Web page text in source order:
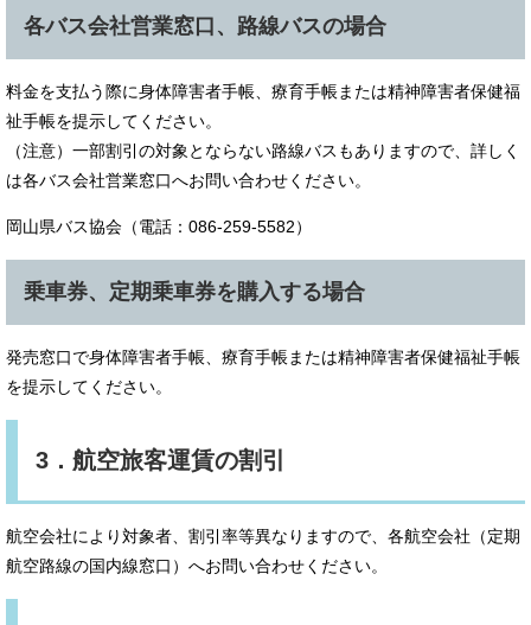
各バス会社営業窓口、路線バスの場合
料金を支払う際に身体障害者手帳、療育手帳または精神障害者保健福
祉手帳を提示してください。
（注意）一部割引の対象とならない路線バスもありますので、詳しく
は各バス会社営業窓口へお問い合わせください。
岡山県バス協会（電話：086-259-5582）
乗車券、定期乗車券を購入する場合
発売窓口で身体障害者手帳、療育手帳または精神障害者保健福祉手帳
を提示してください。
3．航空旅客運賃の割引
航空会社により対象者、割引率等異なりますので、各航空会社（定期
航空路線の国内線窓口）へお問い合わせください。